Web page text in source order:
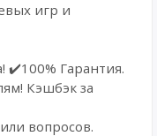
игр и
✔️100% Гарантия.
Кэшбэк за
вопросов.